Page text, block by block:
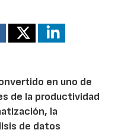
en uno de
de la productividad
la
de datos